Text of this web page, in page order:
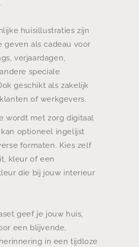
huisillustraties zijn
geven als cadeau voor
verjaardagen,
speciale
geschikt als zakelijk
of werkgevers.
wordt met zorg digitaal
optioneel ingelijst
formaten. Kies zelf
kleur of een
die bij jouw interieur
geef je jouw huis,
een blijvende,
in een tijdloze